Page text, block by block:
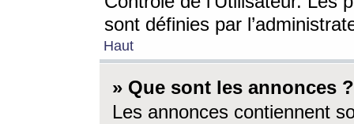
sont définies par
Haut
» Que sont les annonces ?
Les annonces contiennent